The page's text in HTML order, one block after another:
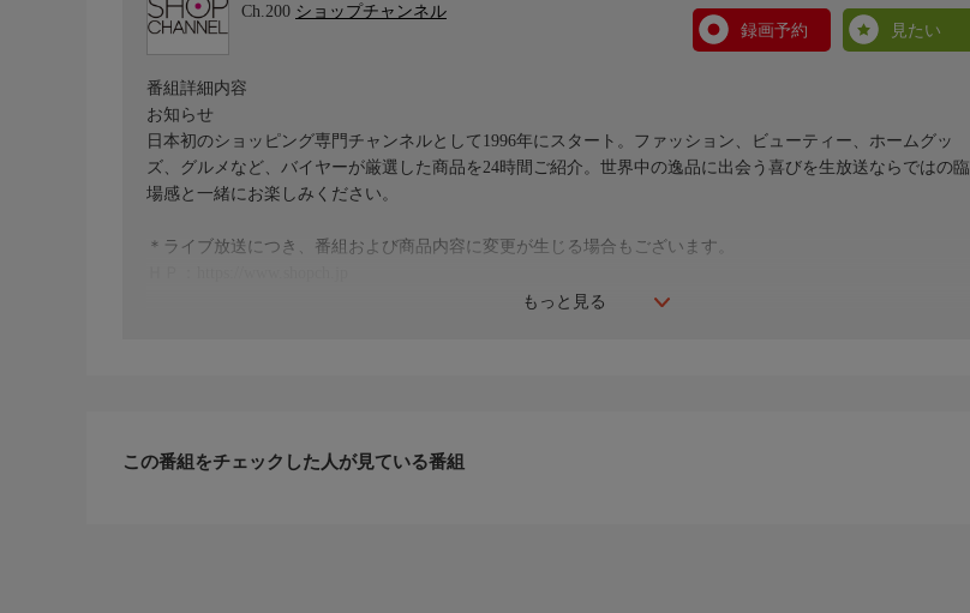
Ch.200 ショップチャンネル
録画予約
見たい
もっと見る
番組詳細内容
お知らせ
日本初のショッピング専門チャンネルとして1996年にスタート。ファッション、ビューティー、ホームグッ
ズ、グルメなど、バイヤーが厳選した商品を24時間ご紹介。世界中の逸品に出会う喜びを生放送ならではの臨
場感と一緒にお楽しみください。
＊ライブ放送につき、番組および商品内容に変更が生じる場合もございます。
この番組をチェックした人が見ている番組